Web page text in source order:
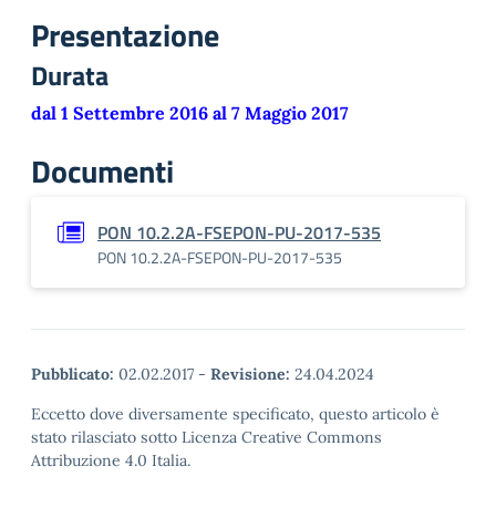
Presentazione
Durata
dal 1 Settembre 2016 al 7 Maggio 2017
Documenti
PON 10.2.2A-FSEPON-PU-2017-535
PON 10.2.2A-FSEPON-PU-2017-535
Pubblicato: 02.02.2017 - Revisione: 24.04.2024
Eccetto dove diversamente specificato, questo articolo è
stato rilasciato sotto Licenza Creative Commons
Attribuzione 4.0 Italia.